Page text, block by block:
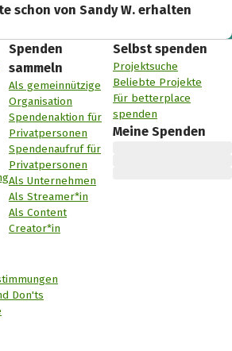
schon von Sandy W. erhalten
Spenden
sammeln
Als gemeinnützige
Organisation
Spendenaktion für
Privatpersonen
Spendenaufruf für
Privatpersonen
Als Unternehmen
Als Streamer*in
Als Content
Creator*in
Selbst spenden
Projektsuche
Beliebte Projekte
Für betterplace
spenden
Meine Spenden
Don'ts